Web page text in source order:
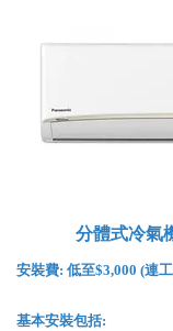
分體式冷氣
安裝費: 低至$3,000 (連
基本安裝包括: